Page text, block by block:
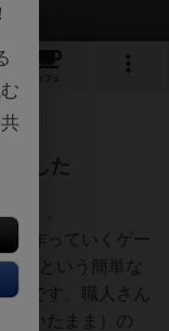
カフェ
弱前
ました
を作っていくゲー
けという簡単な
ルです。職人さん
置いたまま）の